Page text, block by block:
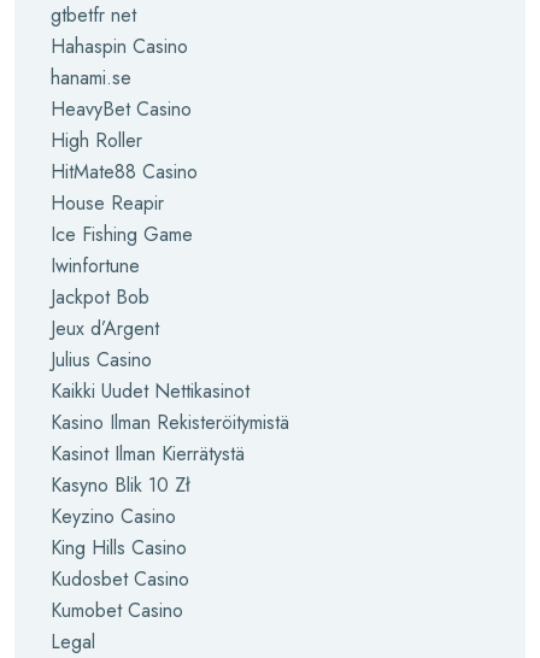
gtbetfr net
Hahaspin Casino
hanami.se
HeavyBet Casino
High Roller
HitMate88 Casino
House Reapir
Ice Fishing Game
Iwinfortune
Jackpot Bob
Jeux d’Argent
Julius Casino
Kaikki Uudet Nettikasinot
Kasino Ilman Rekisteröitymistä
Kasinot Ilman Kierrätystä
Kasyno Blik 10 Zł
Keyzino Casino
King Hills Casino
Kudosbet Casino
Kumobet Casino
Legal